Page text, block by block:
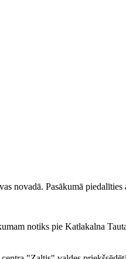
novadā. Pasākumā piedalīties
notiks pie Katlakalna